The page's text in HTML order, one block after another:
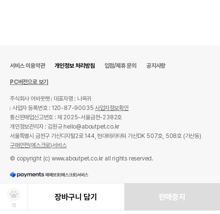
찜
장바구니 담기 판매중지
서비스 이용약관 개인정보 처리방침 입점/제휴 문의 공지사항
PC버전으로 보기
주식회사 어바웃펫
대표자명 : 나옥귀
사업자 등록번호 : 120-87-90035사업자정보확인
통신판매업신고번호 : 제 2025-서울금천-2382호
개인정보관리자 : 김원규 hello@aboutpet.co.kr
서울특별시 금천구 가산디지털2로 144, 현대테라타워 가산DK 507호, 508호 (가산동)
구매안전(에스크로)서비스
© copyright (c) www.aboutpet.co.kr all rights reserved.